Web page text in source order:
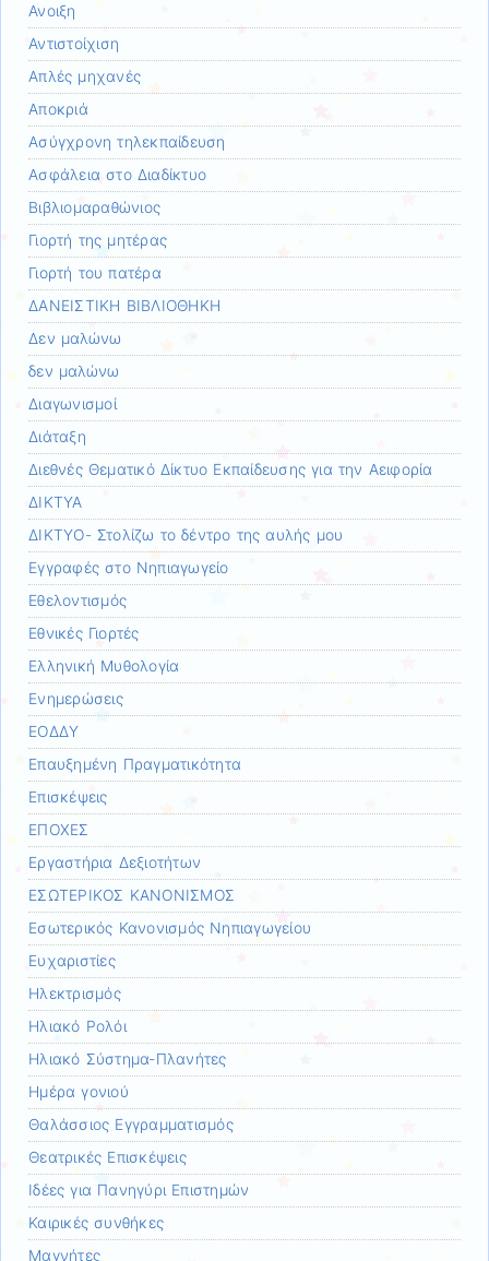
Ανοιξη
Αντιστοίχιση
Απλές μηχανές
Αποκριά
Ασύγχρονη τηλεκπαίδευση
Ασφάλεια στο Διαδίκτυο
Βιβλιομαραθώνιος
Γιορτή της μητέρας
Γιορτή του πατέρα
ΔΑΝΕΙΣΤΙΚΗ ΒΙΒΛΙΟΘΗΚΗ
Δεν μαλώνω
δεν μαλώνω
Διαγωνισμοί
Διάταξη
Διεθνές Θεματικό Δίκτυο Εκπαίδευσης για την Αειφορία
ΔΙΚΤΥΑ
ΔΙΚΤΥΟ- Στολίζω το δέντρο της αυλής μου
Εγγραφές στο Νηπιαγωγείο
Εθελοντισμός
Εθνικές Γιορτές
Ελληνική Μυθολογία
Ενημερώσεις
ΕΟΔΔΥ
Επαυξημένη Πραγματικότητα
Επισκέψεις
ΕΠΟΧΕΣ
Εργαστήρια Δεξιοτήτων
ΕΣΩΤΕΡΙΚΟΣ ΚΑΝΟΝΙΣΜΟΣ
Εσωτερικός Κανονισμός Νηπιαγωγείου
Ευχαριστίες
Ηλεκτρισμός
Ηλιακό Ρολόι
Ηλιακό Σύστημα-Πλανήτες
Ημέρα γονιού
Θαλάσσιος Εγγραμματισμός
Θεατρικές Επισκέψεις
Ιδέες για Πανηγύρι Επιστημών
Καιρικές συνθήκες
Μαγνήτες